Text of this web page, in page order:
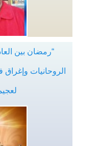
“رمضان بين
الروحانيات وإغراق